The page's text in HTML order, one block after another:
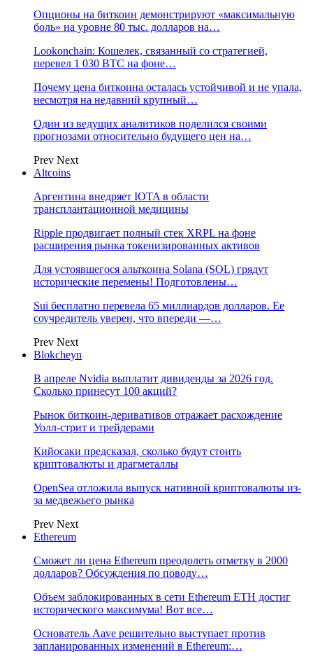
Опционы на биткоин демонстрируют «максимальную
боль» на уровне 80 тыс. долларов на…
Lookonchain: Кошелек, связанный со стратегией,
перевел 1 030 BTC на фоне…
Почему цена биткоина осталась устойчивой и не упала,
несмотря на недавний крупный…
Один из ведущих аналитиков поделился своими
прогнозами относительно будущего цен на…
Prev Next
Altcoins
Аргентина внедряет IOTA в области
трансплантационной медицины
Ripple продвигает полный стек XRPL на фоне
расширения рынка токенизированных активов
Для устоявшегося альткоина Solana (SOL) грядут
исторические перемены! Подготовлены…
Sui бесплатно перевела 65 миллиардов долларов. Ее
соучредитель уверен, что впереди —…
Prev Next
Blokcheyn
В апреле Nvidia выплатит дивиденды за 2026 год.
Сколько принесут 100 акций?
Рынок биткоин-деривативов отражает расхождение
Уолл-стрит и трейдерами
Кийосаки предсказал, сколько будут стоить
криптовалюты и драгметаллы
OpenSea отложила выпуск нативной криптовалюты из-
за медвежьего рынка
Prev Next
Ethereum
Сможет ли цена Ethereum преодолеть отметку в 2000
долларов? Обсуждения по поводу…
Объем заблокированных в сети Ethereum ETH достиг
исторического максимума! Вот все…
Основатель Aave решительно выступает против
запланированных изменений в Ethereum:…